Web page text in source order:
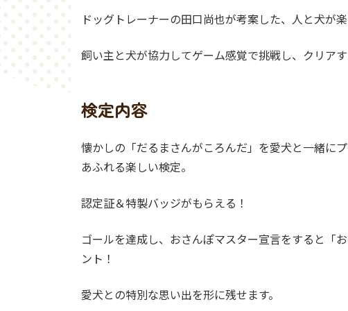
ドッグトレーナーの田口尚也が考案した、人と犬が
飼い主と犬が協力してゲーム感覚で挑戦し、クリア
検定内容
懐かしの「だるまさんがころんだ」を愛犬と一緒に
あふれる楽しい検定。
認定証＆特製バッジがもらえる！
ゴールを達成し、おさんぽマスター宣言をすると「
ント！
愛犬との特別な思い出を形に残せます。